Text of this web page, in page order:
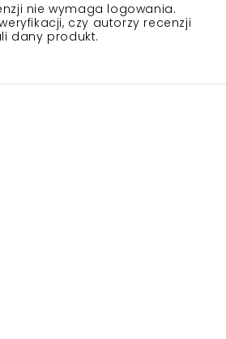
nie wymaga logowania.
czy autorzy recenzji
dany produkt.